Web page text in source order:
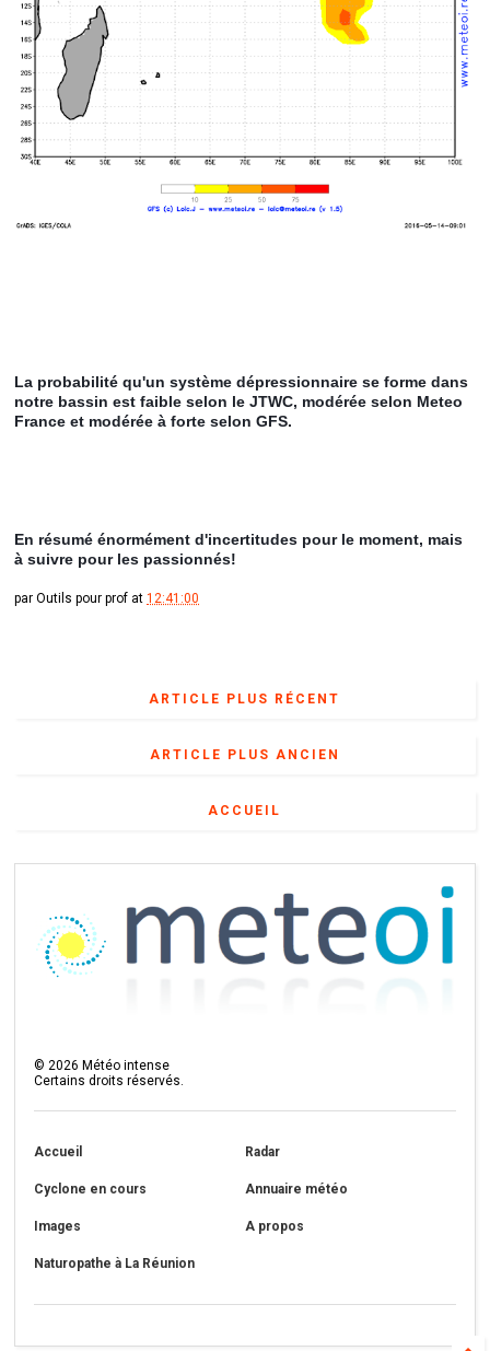
La probabilité qu'un système dépressionnaire se forme dans
notre bassin est faible selon le JTWC, modérée selon Meteo
France et modérée à forte selon GFS.
En résumé énormément d'incertitudes pour le moment, mais
à suivre pour les passionnés!
parOutils pour prof at12:41:00
ARTICLE PLUS RÉCENT
ARTICLE PLUS ANCIEN
ACCUEIL
©2026 Météo intense
Certains droits réservés.
Accueil Radar
Cyclone en cours Annuaire météo
Images A propos
Naturopathe à La Réunion